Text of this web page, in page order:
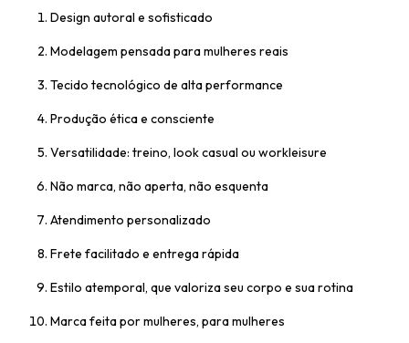
Design autoral e sofisticado
Modelagem pensada para mulheres reais
Tecido tecnológico de alta performance
Produção ética e consciente
Versatilidade: treino, look casual ou workleisure
Não marca, não aperta, não esquenta
Atendimento personalizado
Frete facilitado e entrega rápida
Estilo atemporal, que valoriza seu corpo e sua rotina
Marca feita por mulheres, para mulheres